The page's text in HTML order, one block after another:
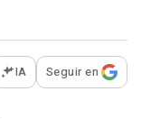
opciones para
IA Seguir en